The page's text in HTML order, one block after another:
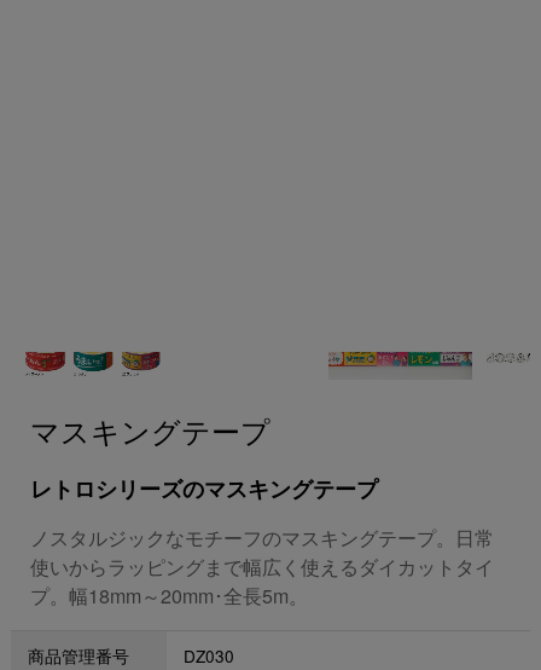
マスキングテープ
レトロシリーズのマスキングテープ
ノスタルジックなモチーフのマスキングテープ。日常
使いからラッピングまで幅広く使えるダイカットタイ
プ。幅18mm～20mm･全長5m。
商品管理番号 DZ030